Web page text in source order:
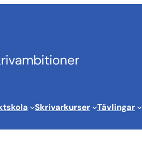
Skrivarkurser Tävlingar